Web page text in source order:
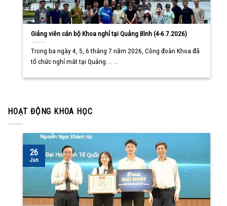
Giảng viên cán bộ Khoa nghỉ tại Quảng Bình (4-6.7.2026)
Trong ba ngày 4, 5, 6 tháng 7 năm 2026, Công đoàn Khoa đã
tổ chức nghỉ mát tại Quảng ... ...
HOẠT ĐỘNG KHOA HỌC
26
Jun